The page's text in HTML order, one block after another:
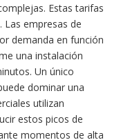
Estas tarifas
Las empresas de
demanda en función
una instalación
Un único
dominar una
utilizan
estos picos de
momentos de alta